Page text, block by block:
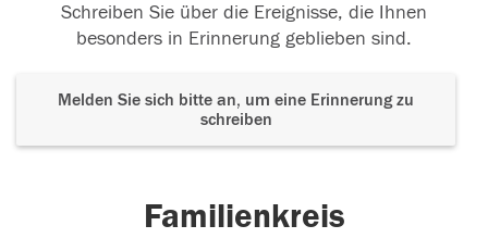
Schreiben Sie über die Ereignisse, die Ihnen
besonders in Erinnerung geblieben sind.
Melden Sie sich bitte an, um eine Erinnerung zu
schreiben
Familienkreis